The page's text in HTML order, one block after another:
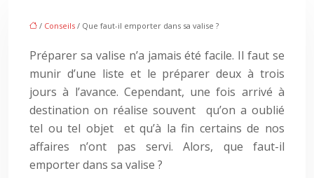
/ Conseils / Que faut-il emporter dans sa valise ?
Préparer sa valise n’a jamais été facile. Il faut se
munir d’une liste et le préparer deux à trois
jours à l’avance. Cependant, une fois arrivé à
destination on réalise souvent qu’on a oublié
tel ou tel objet et qu’à la fin certains de nos
affaires n’ont pas servi. Alors, que faut-il
emporter dans sa valise ?